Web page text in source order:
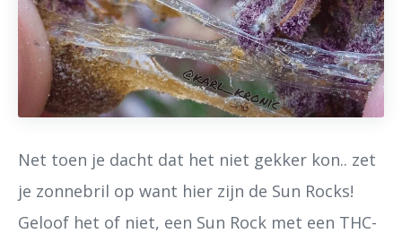
Net toen je dacht dat het niet gekker kon.. zet
je zonnebril op want hier zijn de Sun Rocks!
Geloof het of niet, een Sun Rock met een THC-